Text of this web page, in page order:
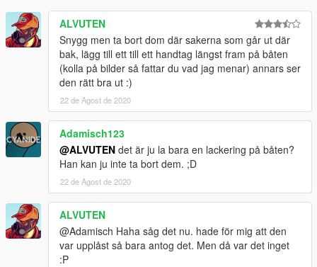
This skin should no longer be used in FiveM due to the
new Platform License Agreement.
--------------------------------------------------------------------------------
ALVUTEN
Snygg men ta bort dom där sakerna som går ut där
bak, lägg till ett till ett handtag längst fram på båten
(kolla på bilder så fattar du vad jag menar) annars ser
den rätt bra ut :)
22 de Agost de 2020
Adamisch123
@ALVUTEN det är ju la bara en lackering på båten?
Han kan ju inte ta bort dem. ;D
22 de Agost de 2020
ALVUTEN
@Adamisch Haha såg det nu. hade för mig att den
var upplåst så bara antog det. Men då var det inget
:P